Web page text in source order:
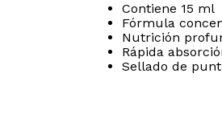
Contiene 15 ml
Fórmula
Nutrición
Rápida
Sellado de